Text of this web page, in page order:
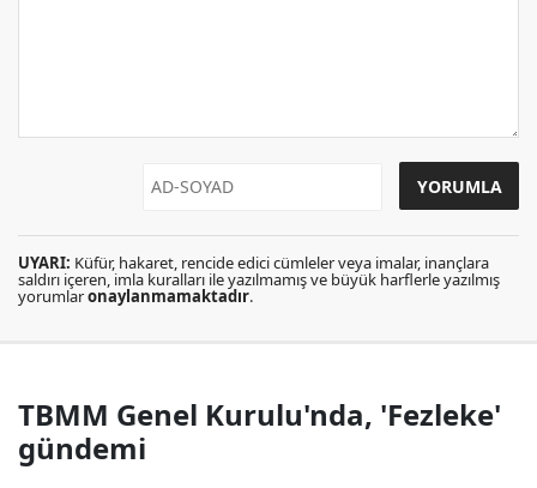
UYARI: Küfür, hakaret, rencide edici cümleler veya imalar, inançlara
saldırı içeren, imla kuralları ile yazılmamış ve büyük harflerle yazılmış
yorumlaronaylanmamaktadır.
TBMM Genel Kurulu'nda, 'Fezleke'
gündemi